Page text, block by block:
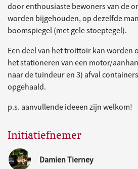
door enthousiaste bewoners van de
worden bijgehouden, op dezelfde
boomspiegel (met gele stoeptegel).
Een deel van het troittoir kan worden
het stationeren van een motor/
naar de tuindeur en 3) afval
opgehaald.
p.s. aanvullende ideeen zijn welkom!
Initiatiefnemer
Damien Tierney